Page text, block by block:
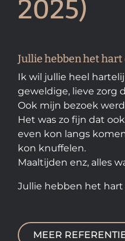
2025)
Jullie hebben het
Ik wil jullie heel
geweldige, lieve zorg
Ook mijn bezoek
Het was zo fijn dat
even kon langs
kon knuffelen.
Maaltijden enz, alles
Jullie hebben het hart
MEER